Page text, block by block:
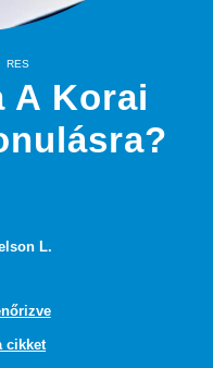
RES
A Korai
L.
cikket